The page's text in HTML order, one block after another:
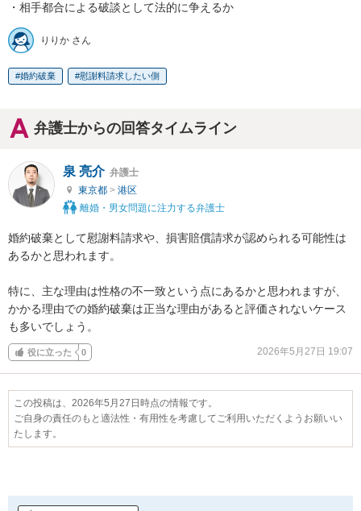
・相手都合による破談として法的に争えるか
りりか さん
婚約破棄 慰謝料請求したい側
弁護士からの回答タイムライン
泉 亮介 弁護士
東京都 > 港区
離婚・男女問題に注力する弁護士
婚約破棄として慰謝料請求や、損害賠償請求が認められる可能性は
あるかと思われます。
特に、主な理由は性格の不一致という点にあるかと思われますが、
かかる理由での婚約破棄は正当な理由があると評価されないケース
も多いでしょう。
役に立った 0 2026年5月27日 19:07
この投稿は、2026年5月27日時点の情報です。
ご自身の責任のもと適法性・有用性を考慮してご利用いただくようお願いい
たします。